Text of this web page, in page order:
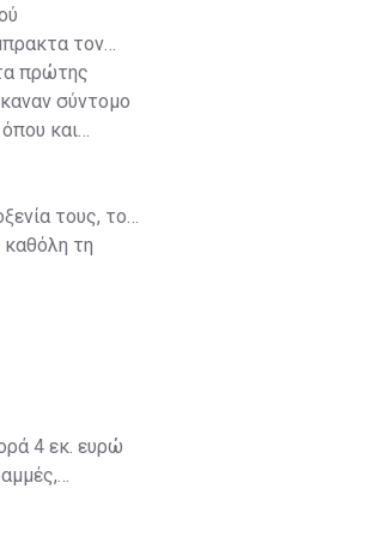
τον
πρώτης
σύντομο
και
τους, το
τη
4 εκ. ευρώ